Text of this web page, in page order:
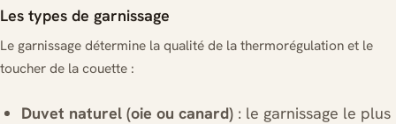
Les types de garnissage
Le garnissage détermine la qualité de la thermorégulation et le
toucher de la couette :
Duvet naturel (oie ou canard) : le garnissage le plus